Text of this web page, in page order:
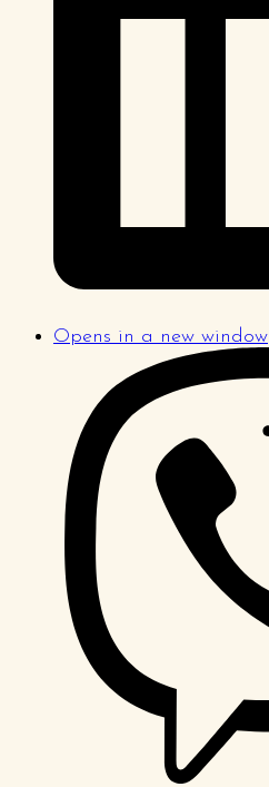
Opens in a new window